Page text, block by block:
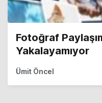
Fotoğraf
Yakalayamıyor
Ümit Öncel